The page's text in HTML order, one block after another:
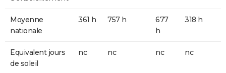
Moyenne
nationale
361 h 757 h
677
h
318 h
Equivalent jours
de soleil
nc nc nc nc